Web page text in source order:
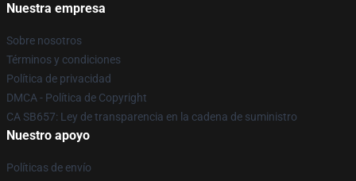
Nuestra empresa
Sobre nosotros
Términos y condiciones
Política de privacidad
DMCA - Política de Copyright
CA SB657: Ley de transparencia en la cadena de suministro
Nuestro apoyo
Políticas de envío